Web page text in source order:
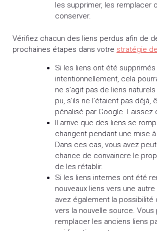
les supprimer, les remplacer
conserver.
Vérifiez chacun des liens perdus afin de
prochaines étapes dans votre stratégie
Si les liens ont été supprimés
intentionnellement, cela
ne s’agit pas de liens
pu, s’ils ne l’étaient pas déjà,
pénalisé par Google. Laissez
Il arrive que des liens se
changent pendant une mise
Dans ces cas, vous avez
chance de convaincre le
de les rétablir.
Si les liens internes ont été
nouveaux liens vers une
avez également la possibilité
vers la nouvelle source. Vous
remplacer les anciens liens